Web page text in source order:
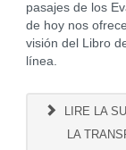
pasajes de los
de hoy nos
visión del Libro
línea.
LIRE LA
LA